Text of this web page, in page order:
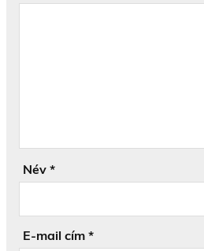
Név *
E-mail cím *